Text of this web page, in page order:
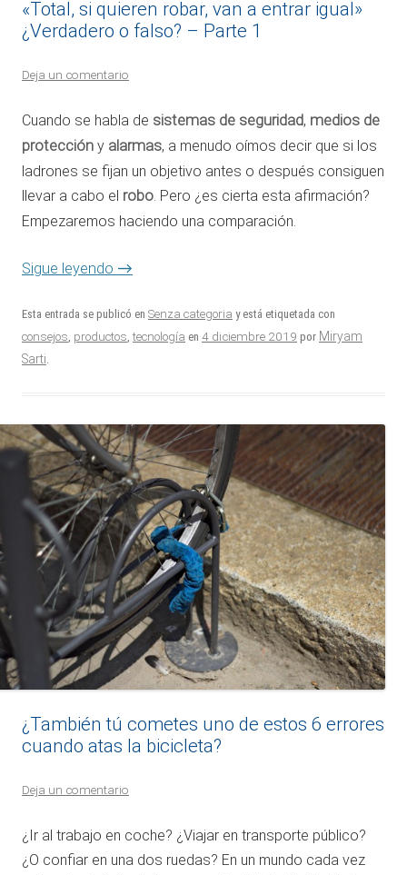
«Total, si quieren robar, van a entrar igual»
¿Verdadero o falso? – Parte 1
Deja un comentario
Cuando se habla de sistemas de seguridad, medios de
protección y alarmas, a menudo oímos decir que si los
ladrones se fijan un objetivo antes o después consiguen
llevar a cabo el robo . Pero ¿es cierta esta afirmación?
Empezaremos haciendo una comparación.
Sigue leyendo →
Esta entrada se publicó en Senza categoria y está etiquetada con
consejos productos tecnología en 4 diciembre 2019 por Miryam
Sarti
¿También tú cometes uno de estos 6 errores
cuando atas la bicicleta?
Deja un comentario
¿Ir al trabajo en coche? ¿Viajar en transporte público?
¿O confiar en una dos ruedas? En un mundo cada vez